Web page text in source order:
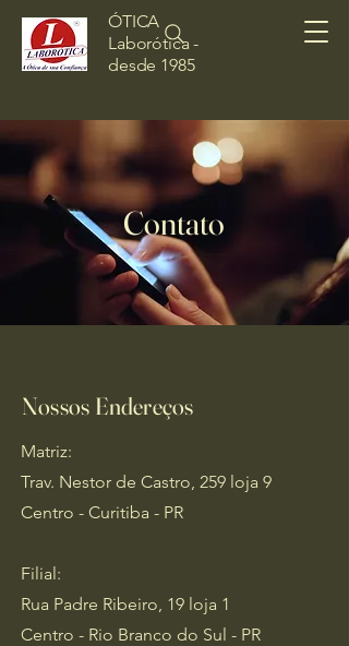
ÓTICA
Laborótica -
desde 1985
Contato
Nossos Endereços
Matriz:
Trav. Nestor de Castro, 259 loja 9
Centro - Curitiba - PR
​Filial:
Rua Padre Ribeiro, 19 loja 1
Centro - Rio Branco do Sul - PR